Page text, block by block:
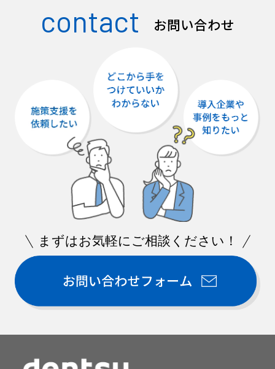
contact お問い合わせ
まずはお気軽にご相談ください！